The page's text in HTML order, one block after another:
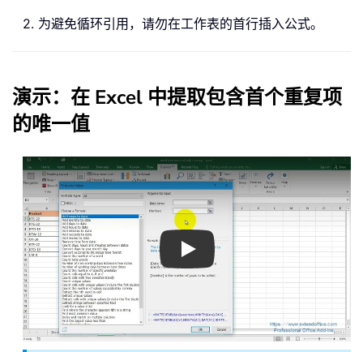
2. 为避免循环引用，请勿在工作表的首行插入公式。
演示：在 Excel 中提取包含首个重复项
的唯一值
Play